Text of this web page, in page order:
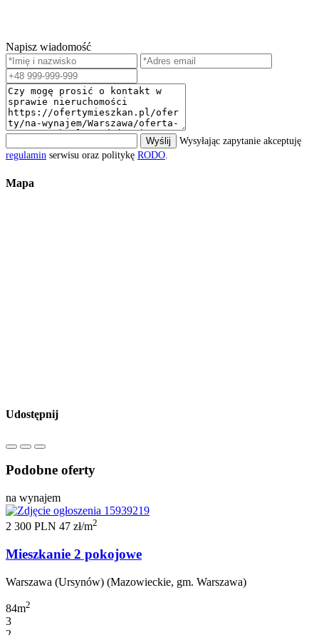
Napisz wiadomość
Wyślij
Wysyłając zapytanie akceptuję
regulamin serwisu oraz politykę RODO.
Mapa
Udostępnij
Podobne oferty
na wynajem
2 300 PLN 47 zł/m2
Mieszkanie 2 pokojowe
Warszawa (Ursynów) (Mazowieckie, gm. Warszawa)
84m2
3